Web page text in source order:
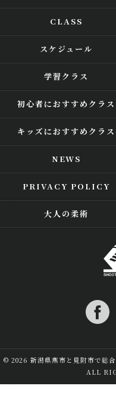
CLASS
スケジュール
学習クラス
初心者におすすめクラス
キッズにおすすめクラス
NEWS
PRIVACY POLICY
大人の柔術
© 2026 新潟県燕市と見附市で総
ALL